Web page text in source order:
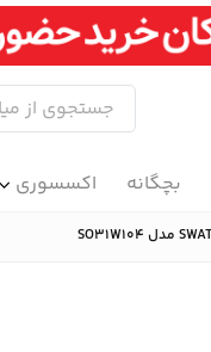
بچگانه اکسسوری